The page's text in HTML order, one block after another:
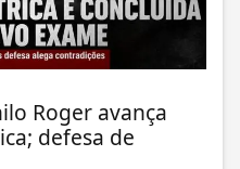
Roger avança
defesa de